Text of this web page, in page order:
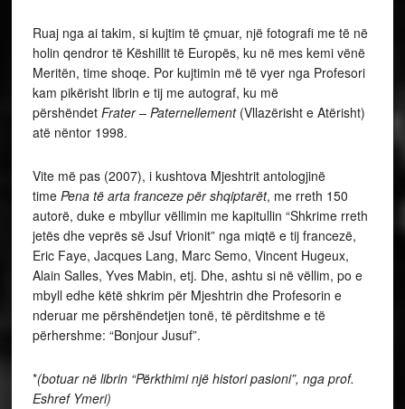
Ruaj nga ai takim, si kujtim të çmuar, një fotografi me të në
holin qendror të Këshillit të Europës, ku në mes kemi vënë
Meritën, time shoqe. Por kujtimin më të vyer nga Profesori
kam pikërisht librin e tij me autograf, ku më
përshëndet Frater – Paternellement (Vllazërisht e Atërisht)
atë nëntor 1998.
Vite më pas (2007), i kushtova Mjeshtrit antologjinë
time Pena të arta franceze për shqiptarët, me rreth 150
autorë, duke e mbyllur vëllimin me kapitullin “Shkrime rreth
jetës dhe veprës së Jsuf Vrionit” nga miqtë e tij francezë,
Eric Faye, Jacques Lang, Marc Semo, Vincent Hugeux,
Alain Salles, Yves Mabin, etj. Dhe, ashtu si në vëllim, po e
mbyll edhe këtë shkrim për Mjeshtrin dhe Profesorin e
nderuar me përshëndetjen tonë, të përditshme e të
përhershme: “Bonjour Jusuf”.
*(botuar në librin “Përkthimi një histori pasioni”, nga prof.
Eshref Ymeri)